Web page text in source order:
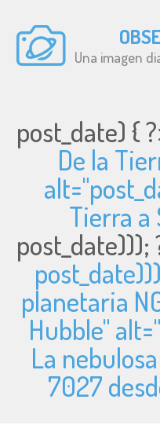
Una imagen
post_date) {
De la
alt="
Tierra a
post_date)));
planetaria
Hubble" alt="
La
7027